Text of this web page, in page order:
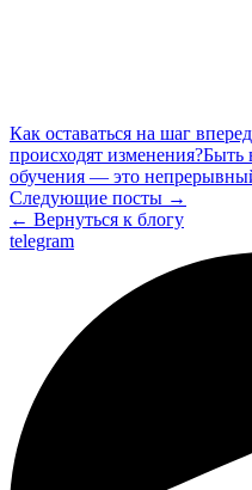
Как оставаться на шаг
происходят изменения?Быть
обучения — это
Следующие посты →
← Вернуться к блогу
telegram